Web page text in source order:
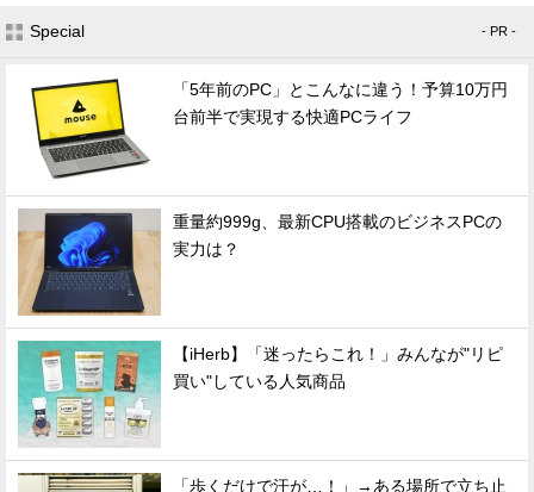
Special - PR -
「5年前のPC」とこんなに違う！予算10万円
台前半で実現する快適PCライフ
重量約999g、最新CPU搭載のビジネスPCの
実力は？
【iHerb】「迷ったらこれ！」みんなが"リピ
買い"している人気商品
「歩くだけで汗が…！」→ある場所で立ち止